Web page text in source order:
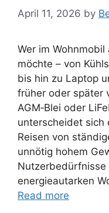
April 11, 2026 by
Wer im
möchte – von
bis hin zu Laptop
früher oder später
AGM‑Blei oder
unterscheidet sich
Reisen von
unnötig hohem
Nutzerbedürfnisse
energieautarken
Read more